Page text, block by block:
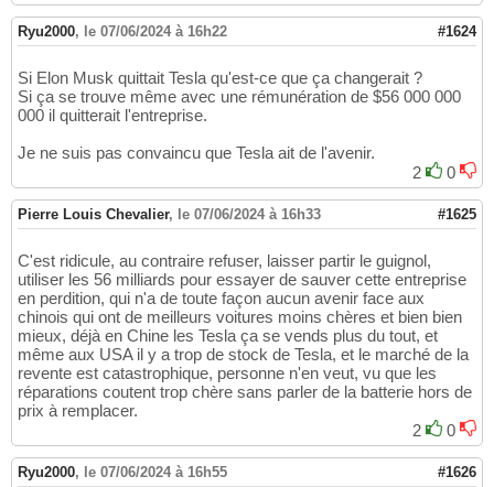
Ryu2000, le 07/06/2024 à 16h22 #1624
Si Elon Musk quittait Tesla qu'est-ce que ça changerait ?
Si ça se trouve même avec une rémunération de $56 000 000
000 il quitterait l'entreprise.
Je ne suis pas convaincu que Tesla ait de l'avenir.
2
0
Pierre Louis Chevalier, le 07/06/2024 à 16h33 #1625
C'est ridicule, au contraire refuser, laisser partir le guignol,
utiliser les 56 milliards pour essayer de sauver cette entreprise
en perdition, qui n'a de toute façon aucun avenir face aux
chinois qui ont de meilleurs voitures moins chères et bien bien
mieux, déjà en Chine les Tesla ça se vends plus du tout, et
même aux USA il y a trop de stock de Tesla, et le marché de la
revente est catastrophique, personne n'en veut, vu que les
réparations coutent trop chère sans parler de la batterie hors de
prix à remplacer.
2
0
Ryu2000, le 07/06/2024 à 16h55 #1626